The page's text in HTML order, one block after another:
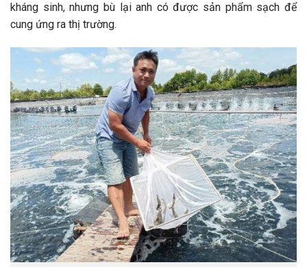
kháng sinh, nhưng bù lại anh có được sản phẩm sạch để
cung ứng ra thị trường.